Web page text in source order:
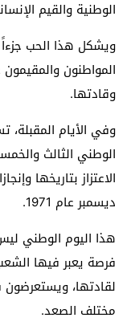
الوطنية والقيم
ويشكل هذا الحب جزءاً
المواطنون
وقادتها.
وفي الأيام المقبلة،
الوطني الثالث
الاعتزاز بتاريخها
ديسمبر عام 1971.
هذا اليوم الوطني
فرصة يعبر فيها
لقادتها، ويستعرضون
مختلف الصعد.